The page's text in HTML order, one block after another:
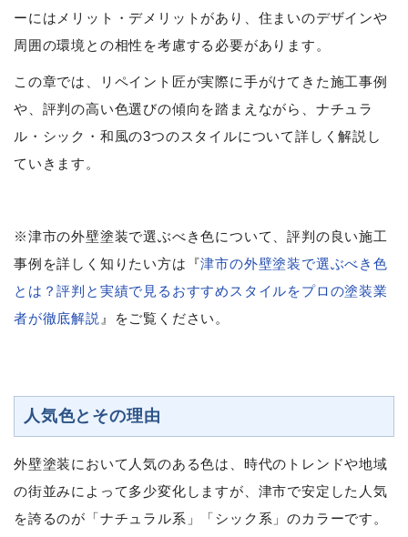
ーにはメリット・デメリットがあり、住まいのデザインや
周囲の環境との相性を考慮する必要があります。
この章では、リペイント匠が実際に手がけてきた施工事例
や、評判の高い色選びの傾向を踏まえながら、ナチュラ
ル・シック・和風の3つのスタイルについて詳しく解説し
ていきます。
※津市の外壁塗装で選ぶべき色について、評判の良い施工
事例を詳しく知りたい方は『津市の外壁塗装で選ぶべき色
とは？評判と実績で見るおすすめスタイルをプロの塗装業
者が徹底解説 』をご覧ください。
人気色とその理由
外壁塗装において人気のある色は、時代のトレンドや地域
の街並みによって多少変化しますが、津市で安定した人気
を誇るのが「ナチュラル系」「シック系」のカラーです。